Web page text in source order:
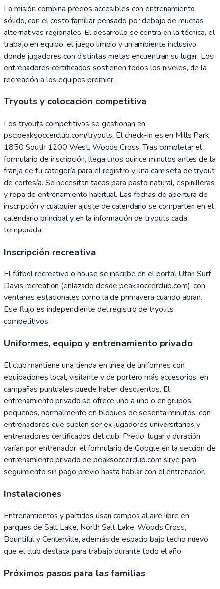
La misión combina precios accesibles con entrenamiento
sólido, con el costo familiar pensado por debajo de muchas
alternativas regionales. El desarrollo se centra en la técnica, el
trabajo en equipo, el juego limpio y un ambiente inclusivo
donde jugadores con distintas metas encuentran su lugar. Los
entrenadores certificados sostienen todos los niveles, de la
recreación a los equipos premier.
Tryouts y colocación competitiva
Los tryouts competitivos se gestionan en
psc.peaksoccerclub.com/tryouts. El check-in es en Mills Park,
1850 South 1200 West, Woods Cross. Tras completar el
formulario de inscripción, llega unos quince minutos antes de la
franja de tu categoría para el registro y una camiseta de tryout
de cortesía. Se necesitan tacos para pasto natural, espinilleras
y ropa de entrenamiento habitual. Las fechas de apertura de
inscripción y cualquier ajuste de calendario se comparten en el
calendario principal y en la información de tryouts cada
temporada.
Inscripción recreativa
El fútbol recreativo o house se inscribe en el portal Utah Surf
Davis recreation (enlazado desde peaksoccerclub.com), con
ventanas estacionales como la de primavera cuando abran.
Ese flujo es independiente del registro de tryouts
competitivos.
Uniformes, equipo y entrenamiento privado
El club mantiene una tienda en línea de uniformes con
equipaciones local, visitante y de portero más accesorios; en
campañas puntuales puede haber descuentos. El
entrenamiento privado se ofrece uno a uno o en grupos
pequeños, normalmente en bloques de sesenta minutos, con
entrenadores que suelen ser ex jugadores universitarios y
entrenadores certificados del club. Precio, lugar y duración
varían por entrenador; el formulario de Google en la sección de
entrenamiento privado de peaksoccerclub.com sirve para
seguimiento sin pago previo hasta hablar con el entrenador.
Instalaciones
Entrenamientos y partidos usan campos al aire libre en
parques de Salt Lake, North Salt Lake, Woods Cross,
Bountiful y Centerville, además de espacio bajo techo nuevo
que el club destaca para trabajo durante todo el año.
Próximos pasos para las familias